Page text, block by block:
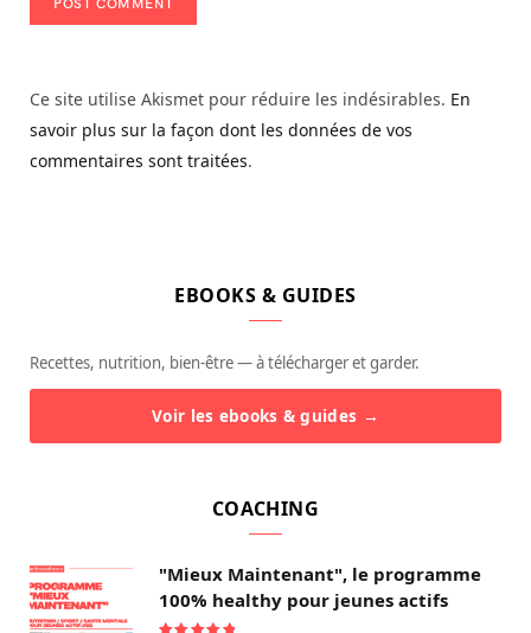
Ce site utilise Akismet pour réduire les indésirables. En
savoir plus sur la façon dont les données de vos
commentaires sont traitées.
EBOOKS & GUIDES
Recettes, nutrition, bien-être — à télécharger et garder.
Voir les ebooks & guides →
COACHING
"Mieux Maintenant", le programme
100% healthy pour jeunes actifs